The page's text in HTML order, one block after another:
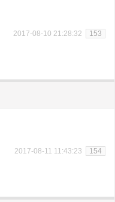
2017-08-10 21:28:32 153
2017-08-11 11:43:23 154